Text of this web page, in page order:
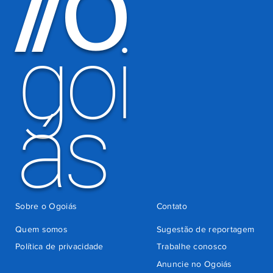
por
cobrança
indevida do
Detran-GO
há 4 dias
goi
ás
Quem somos
Sugestão de reportagem
Trabalhe conosco
Política de privacidade
Anuncie no Ogoiás
Contato
Sobre o Ogoiás